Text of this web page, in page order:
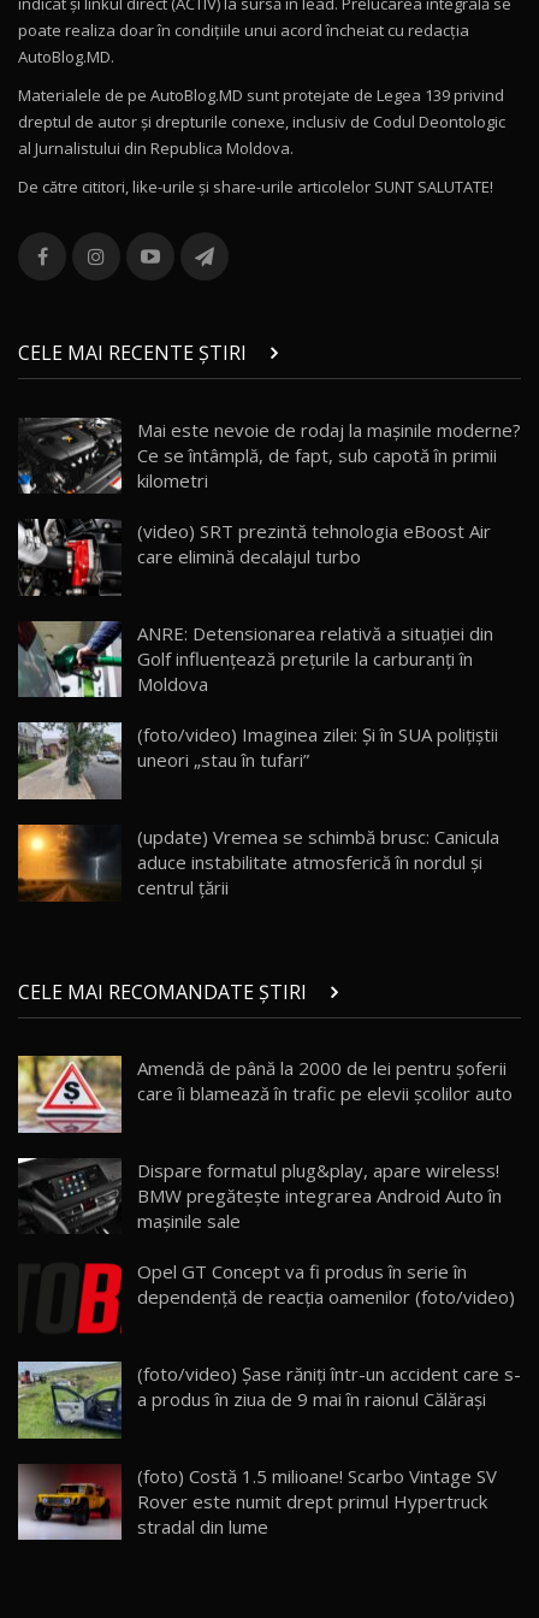
11
Noul Volvo ES90 / Test Drive AutoBlog.MD
12
Noul MG HS / Test Drive AutoBlog.MD
16:48
13
combină aventura cu luxul / AutoBlog.MD
36:08
chinez care face lumea să se întoarcă după el
/ AutoBlog.MD
17:27
15 14:37
16
AutoBlogMD
13:10
17 20:06
Va fi modelul nr.1 BYD în Moldova? BYD Seal U
30:08
AutoBlog.MD
23:36
20
Noul ZEEKR 7X / Test Drive AutoBlog.MD
29:08
21
AutoBlog.MD
16:59
22
Noua Mazda 6e / Test Drive AutoBlog.MD
26:59
23
Lynk & Co 01 / Test Drive AutoBlog.MD
25:19
ZEEKR 009: Cel mai Performant și Confortabil
Van Electric Testat în Moldova / AutoBlog.MD
26:38
25
mai Exclusiv și Puternic Defender Testat în
Moldova
32:21
26
AutoBlog.MD
10:57
poate realiza doar în condițiile unui acord încheiat cu redacţia
AutoBlog.MD.
Materialele de pe AutoBlog.MD sunt protejate de Legea 139 privind
dreptul de autor și drepturile conexe, inclusiv de Codul Deontologic
al Jurnalistului din Republica Moldova.
De către cititori, like-urile şi share-urile articolelor SUNT SALUTATE!
CELE MAI RECENTE ȘTIRI
Mai este nevoie de rodaj la mașinile moderne?
Ce se întâmplă, de fapt, sub capotă în primii
kilometri
(video) SRT prezintă tehnologia eBoost Air
care elimină decalajul turbo
ANRE: Detensionarea relativă a situației din
Golf influențează prețurile la carburanți în
Moldova
(foto/video) Imaginea zilei: Și în SUA polițiștii
uneori „stau în tufari”
(update) Vremea se schimbă brusc: Canicula
aduce instabilitate atmosferică în nordul și
centrul țării
CELE MAI RECOMANDATE ȘTIRI
Amendă de până la 2000 de lei pentru şoferii
care îi blamează în trafic pe elevii școlilor auto
Dispare formatul plug&play, apare wireless!
BMW pregăteşte integrarea Android Auto în
maşinile sale
Opel GT Concept va fi produs în serie în
dependenţă de reacţia oamenilor (foto/video)
(foto/video) Şase răniţi într-un accident care s-
a produs în ziua de 9 mai în raionul Călăraşi
(foto) Costă 1.5 milioane! Scarbo Vintage SV
Rover este numit drept primul Hypertruck
stradal din lume